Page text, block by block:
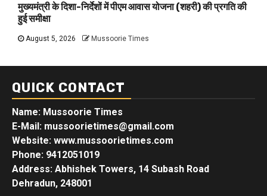
मुख्यमंत्री के दिशा-निर्देशों में पीएम आवास योजना (शहरी) की प्रगति की
हुई समीक्षा
August 5, 2026 Mussoorie Times
QUICK CONTACT
Name: Mussoorie Times
E-Mail: mussoorietimes@gmail.com
Website: www.mussoorietimes.com
Phone: 9412051019
Address: Abhishek Towers, 14 Subash Road
Dehradun, 248001